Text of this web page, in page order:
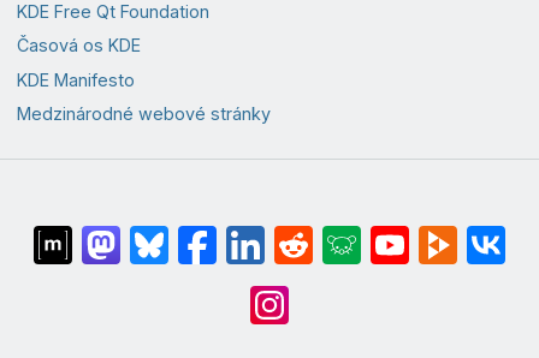
KDE Free Qt Foundation
Časová os KDE
KDE Manifesto
Medzinárodné webové stránky